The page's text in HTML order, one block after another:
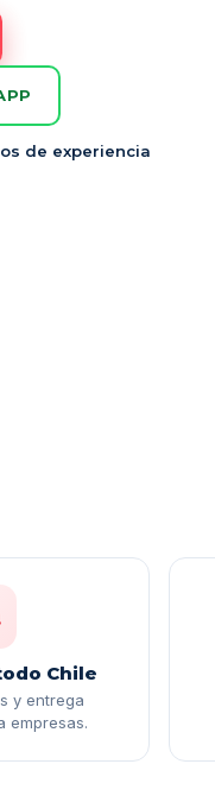
de experiencia
Chile
y entrega
empresas.